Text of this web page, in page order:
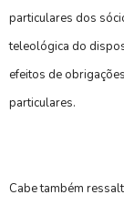
particulares dos
teleológica do
efeitos de
particulares.
Cabe também